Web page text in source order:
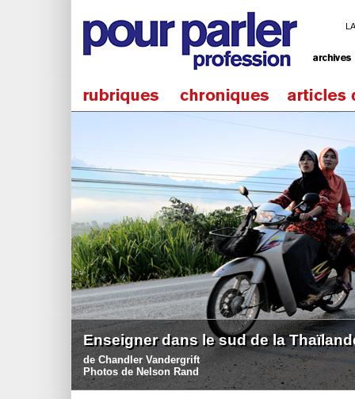
Enseigner dans le sud de la
de Chandler Vandergrift
Photos de Nelson Rand